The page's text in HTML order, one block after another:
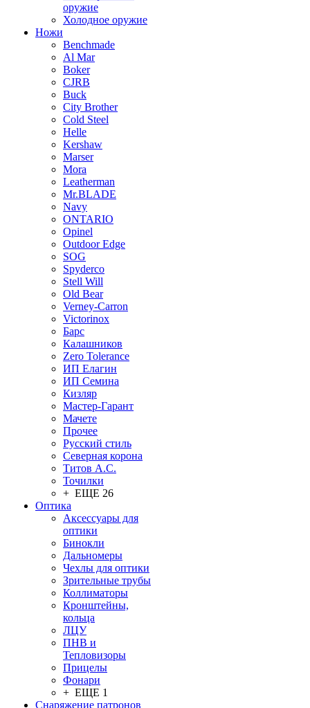
оружие
Холодное оружие
Ножи
Benchmade
Al Mar
Boker
CJRB
Buck
City Brother
Cold Steel
Helle
Kershaw
Marser
Mora
Leatherman
Mr.BLADE
Navy
ONTARIO
Opinel
Outdoor Edge
SOG
Spyderco
Stell Will
Old Bear
Verney-Carron
Victorinox
Барс
Калашников
Zero Tolerance
ИП Елагин
ИП Семина
Кизляр
Мастер-Гарант
Мачете
Прочее
Русский стиль
Северная корона
Титов А.С.
Точилки
+ ЕЩЕ 26
Оптика
Аксессуары для
оптики
Бинокли
Дальномеры
Чехлы для оптики
Зрительные трубы
Коллиматоры
Кронштейны,
кольца
ЛЦУ
ПНВ и
Тепловизоры
Прицелы
Фонари
+ ЕЩЕ 1
Снаряжение патронов